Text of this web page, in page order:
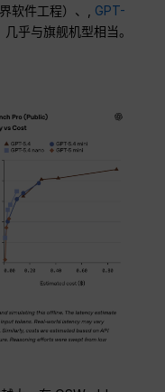
软件工程）、, GPT-
乎与旗舰机型相当。